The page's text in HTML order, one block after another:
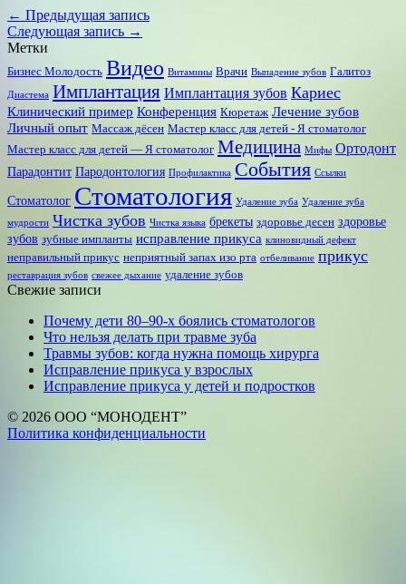
← Предыдущая запись
Следующая запись →
Метки
Бизнес Молодость Видео Витамины Врачи Выпадение зубов Галитоз
Диастема Имплантация Имплантация зубов Кариес
Клинический пример Конференция Кюретаж Лечение зубов
Личный опыт Массаж дёсен Мастер класс для детей - Я стоматолог
Мастер класс для детей — Я стоматолог Медицина Мифы Ортодонт
Парадонтит Пародонтология Профилактика События Ссылки
Стоматолог Стоматология Удаление зуба Удаление зуба
мудрости Чистка зубов Чистка языка брекеты здоровье десен здоровье
зубов зубные импланты исправление прикуса клиновидный дефект
неправильный прикус неприятный запах изо рта отбеливание прикус
реставрация зубов свежее дыхание удаление зубов
Свежие записи
Почему дети 80–90‑х боялись стоматологов
Что нельзя делать при травме зуба
Травмы зубов: когда нужна помощь хирурга
Исправление прикуса у взрослых
Исправление прикуса у детей и подростков
© 2026 ООО “МОНОДЕНТ”
Политика конфиденциальности